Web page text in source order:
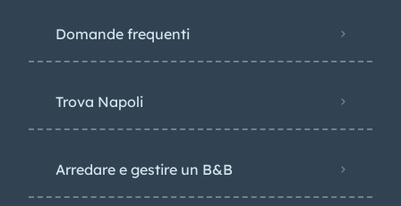
Domande frequenti
Trova Napoli
Arredare e gestire un B&B